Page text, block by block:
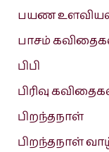
பயண
பாசம்
பிபி
பிரிவு
பிறந்தநாள்
பிறந்தநாள்